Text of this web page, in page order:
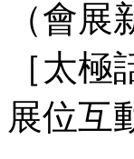
（會展
［太極
展位互